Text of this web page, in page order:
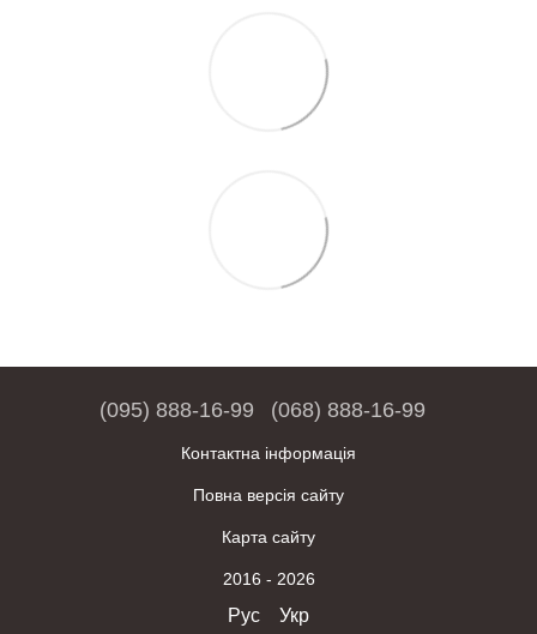
(095) 888-16-99 (068) 888-16-99
Контактна інформація
Повна версія сайту
Карта сайту
2016 - 2026
Рус Укр